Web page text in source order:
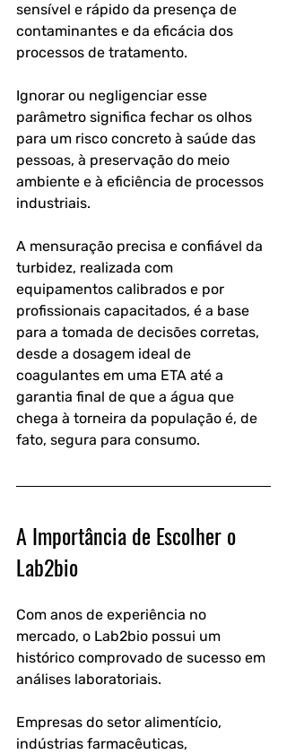
sensível e rápido da presença de
contaminantes e da eficácia dos
processos de tratamento.
Ignorar ou negligenciar esse
parâmetro significa fechar os olhos
para um risco concreto à saúde das
pessoas, à preservação do meio
ambiente e à eficiência de processos
industriais.
A mensuração precisa e confiável da
turbidez, realizada com
equipamentos calibrados e por
profissionais capacitados, é a base
para a tomada de decisões corretas,
desde a dosagem ideal de
coagulantes em uma ETA até a
garantia final de que a água que
chega à torneira da população é, de
fato, segura para consumo.
A Importância de Escolher o
Lab2bio
Com anos de experiência no
mercado, o Lab2bio possui um
histórico comprovado de sucesso em
análises laboratoriais.
Empresas do setor alimentício,
indústrias farmacêuticas,